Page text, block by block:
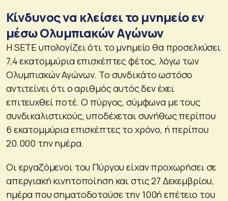
Κίνδυνος να κλείσει το μνημείο εν
μέσω Ολυμπιακών Αγώνων
Η SETE υπολογίζει ότι το μνημείο θα προσελκύσει
7,4 εκατομμύρια επισκέπτες φέτος, λόγω των
Ολυμπιακών Αγώνων. Το συνδικάτο ωστόσο
αντιτείνει ότι ο αριθμός αυτός δεν έχει
επιτευχθεί ποτέ. Ο πύργος, σύμφωνα με τους
συνδικαλιστικούς, υποδέχεται συνήθως περίπου
6 εκατομμύρια επισκέπτες το χρόνο, ή περίπου
20.000 την ημέρα.
Οι εργαζόμενοι του Πύργου είχαν προχωρήσει σε
απεργιακή κινητοποίηση και στις 27 Δεκεμβρίου,
ημέρα που σηματοδοτούσε την 100ή επέτειο του